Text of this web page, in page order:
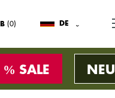
(0) DE
SALE NEU